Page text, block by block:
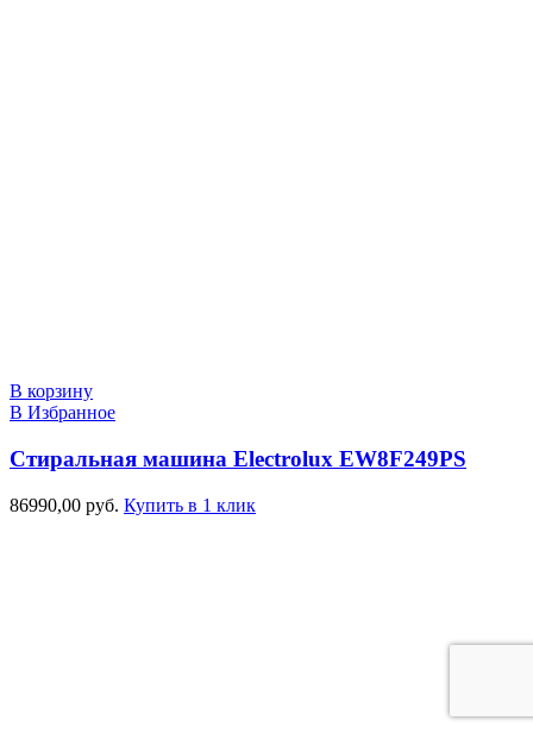
В корзину
В Избранное
Стиральная машина Electrolux EW8F249PS
86990,00 руб. Купить в 1 клик